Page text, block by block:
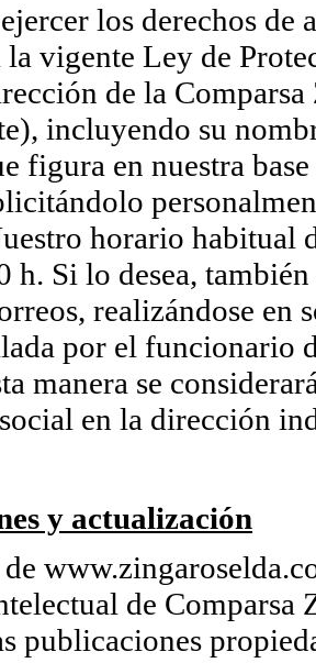
los derechos
la vigente Ley de
de la
incluyendo su
figura en nuestra
horario habitual
h. Si lo desea,
realizándose en
por el funcionario
manera se
en la dirección
y actualización
de Comparsa
publicaciones